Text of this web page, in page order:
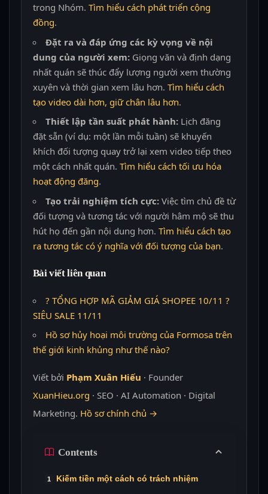
trong Nhóm. Tìm hiểu cách phát triển cộng
đồng.
Đặt ra và đáp ứng các kỳ vọng về nội
dung của người xem: Giọng văn và định dạng
nhất quán sẽ thúc đẩy lượng người xem thường
xuyên và thời gian xem lâu hơn. Tìm hiểu cách
tạo video dài hơn, giữ chân lâu hơn.
Thiết lập tần suất phát hành: Lịch đăng
đặt sẵn (ví dụ: một lần mỗi tuần) sẽ khuyến
khích đối tượng quay trở lại xem video tiếp theo
một cách nhất quán. Tìm hiểu cách tối ưu hóa
hoạt động đăng.
Tạo trải nghiệm tích cực:Việc tìm chủ đề từ
đối tượng và tương tác với người hâm mộ sẽ thu
hút họ đến gần nội dung hơn. Tìm hiểu cách tạo
ra tương tác có ý nghĩa với đối tượng của bạn.
Bài viết liên quan
? TỔNG HỢP MÃ GIẢM GIÁ SHOPEE 10/11 ?
SIÊU SALE 11/11
Hồ sơ hủy hoại môi trường của Formosa trên
thế giới kinh khủng như thế nào?
Viết bởi Phạm Xuân Hiếu · Founder
XuanHieu.org · SEO · AI Automation · Digital
Marketing. Hồ sơ chính chủ →
Contents
Kiếm tiền một cách có trách nhiệm